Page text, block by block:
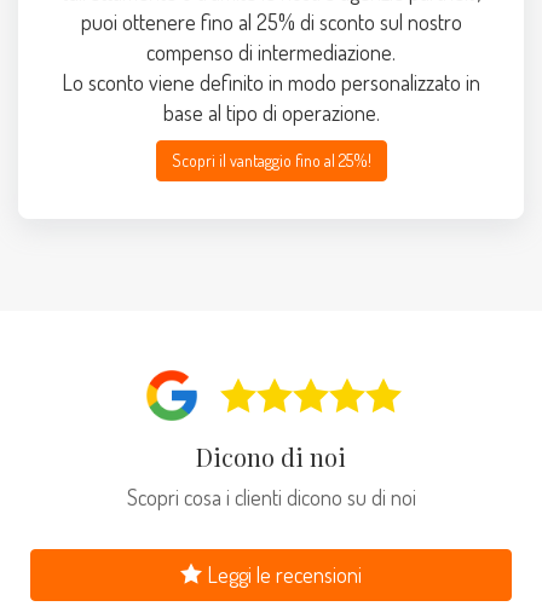
puoi ottenere fino al 25% di sconto sul nostro
compenso di intermediazione.
Lo sconto viene definito in modo personalizzato in
base al tipo di operazione.
Scopri il vantaggio fino al 25%!
Dicono di noi
Scopri cosa i clienti dicono su di noi
Leggi le recensioni